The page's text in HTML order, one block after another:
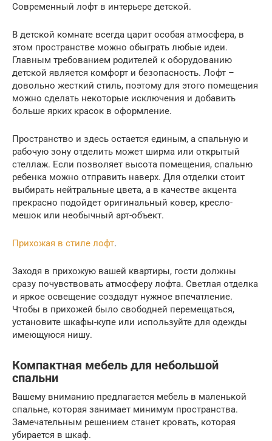
Современный лофт в интерьере детской.
В детской комнате всегда царит особая атмосфера, в
этом пространстве можно обыграть любые идеи.
Главным требованием родителей к оборудованию
детской является комфорт и безопасность. Лофт –
довольно жесткий стиль, поэтому для этого помещения
можно сделать некоторые исключения и добавить
больше ярких красок в оформление.
Пространство и здесь остается единым, а спальную и
рабочую зону отделить может ширма или открытый
стеллаж. Если позволяет высота помещения, спальню
ребенка можно отправить наверх. Для отделки стоит
выбирать нейтральные цвета, а в качестве акцента
прекрасно подойдет оригинальный ковер, кресло-
мешок или необычный арт-объект.
Прихожая в стиле лофт.
Заходя в прихожую вашей квартиры, гости должны
сразу почувствовать атмосферу лофта. Светлая отделка
и яркое освещение создадут нужное впечатление.
Чтобы в прихожей было свободней перемещаться,
установите шкафы-купе или используйте для одежды
имеющуюся нишу.
Компактная мебель для небольшой
спальни
Вашему вниманию предлагается мебель в маленькой
спальне, которая занимает минимум пространства.
Замечательным решением станет кровать, которая
убирается в шкаф.